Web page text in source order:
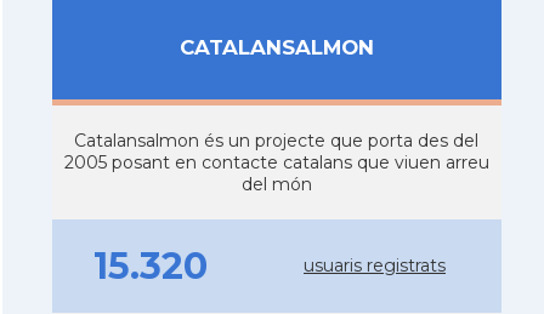
CATALANSALMON
Catalansalmon és un projecte que porta des del
2005 posant en contacte catalans que viuen arreu
del món
15.320 usuaris registrats